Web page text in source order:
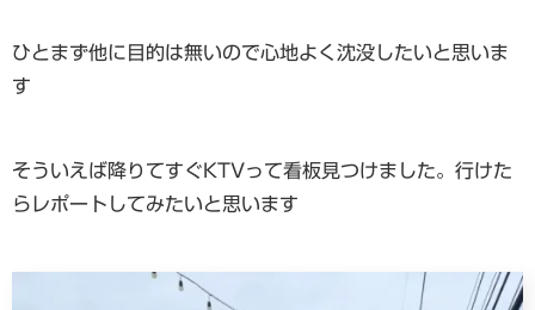
ひとまず他に目的は無いので心地よく沈没したいと思いま
す
そういえば降りてすぐKTVって看板見つけました。行けた
らレポートしてみたいと思います